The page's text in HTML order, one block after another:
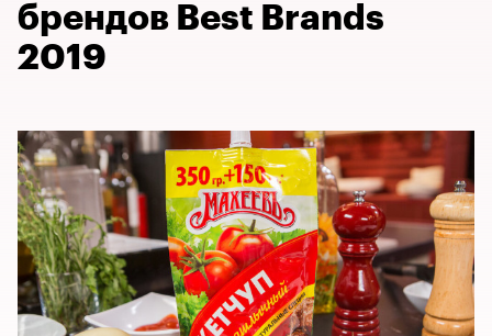
брендов Best Brands
2019